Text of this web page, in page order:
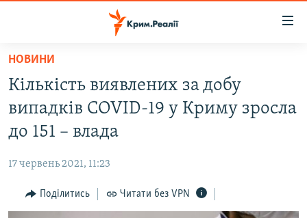
Перейти
основного
матеріалу
Перейти
до
основної
навігації
Перейти
до
ВІДЕО ТА ФОТО
БЛОГИ
ПОГЛЯД
НОВИНИ
Кількість виявлених за добу
випадків COVID-19 у Криму зросла
до 151 – влада
17 червень 2021, 11:23
Поділитись Читати без VPN